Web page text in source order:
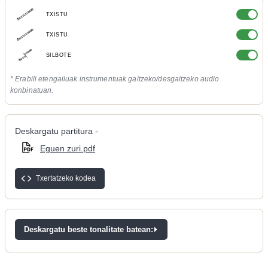
TXISTU
TXISTU
SILBOTE
* Erabili etengailuak instrumentuak gaitzeko/desgaitzeko audio
konbinatuan.
Deskargatu partitura -
Eguen zuri.pdf
Txertatzeko kodea
Deskargatu beste tonalitate batean: